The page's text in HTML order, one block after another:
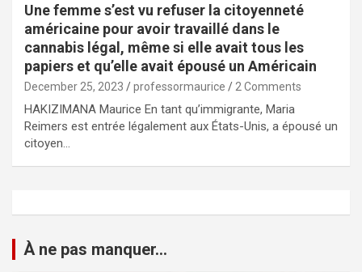
Une femme s’est vu refuser la citoyenneté
américaine pour avoir travaillé dans le
cannabis légal, même si elle avait tous les
papiers et qu’elle avait épousé un Américain
December 25, 2023 professormaurice 2 Comments
HAKIZIMANA Maurice En tant qu’immigrante, Maria
Reimers est entrée légalement aux États-Unis, a épousé un
citoyen…
À ne pas manquer...